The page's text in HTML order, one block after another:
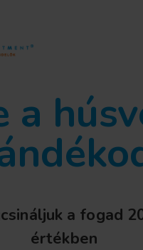
a
a fogad
értékben